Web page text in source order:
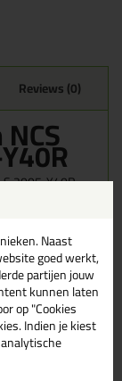
Reviews (0)
S 2005-Y40R
van dit
Naast
goed werkt,
partijen jouw
kunnen laten
op "Cookies
Indien je kiest